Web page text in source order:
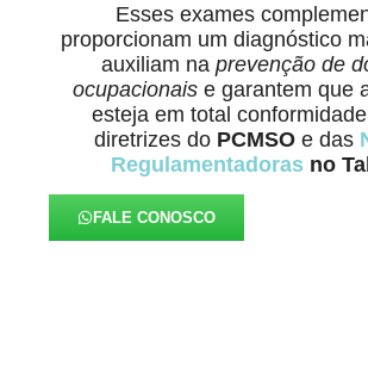
Esses exames
proporcionam um diagnóstico
auxiliam na prevenção de
ocupacionais e garantem que
esteja em total
diretrizes do PCMSO e das
Regulamentadoras no
FALE CONOSCO